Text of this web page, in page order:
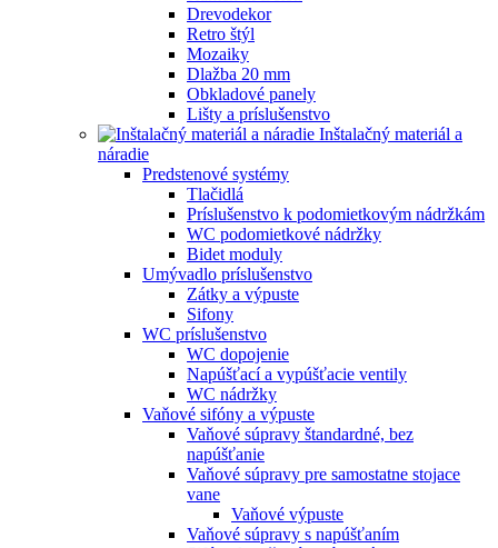
Drevodekor
Retro štýl
Mozaiky
Dlažba 20 mm
Obkladové panely
Lišty a príslušenstvo
Inštalačný materiál a
náradie
Predstenové systémy
Tlačidlá
Príslušenstvo k podomietkovým nádržkám
WC podomietkové nádržky
Bidet moduly
Umývadlo príslušenstvo
Zátky a výpuste
Sifony
WC príslušenstvo
WC dopojenie
Napúšťací a vypúšťacie ventily
WC nádržky
Vaňové sifóny a výpuste
Vaňové súpravy štandardné, bez
napúšťanie
Vaňové súpravy pre samostatne stojace
vane
Vaňové výpuste
Vaňové súpravy s napúšťaním